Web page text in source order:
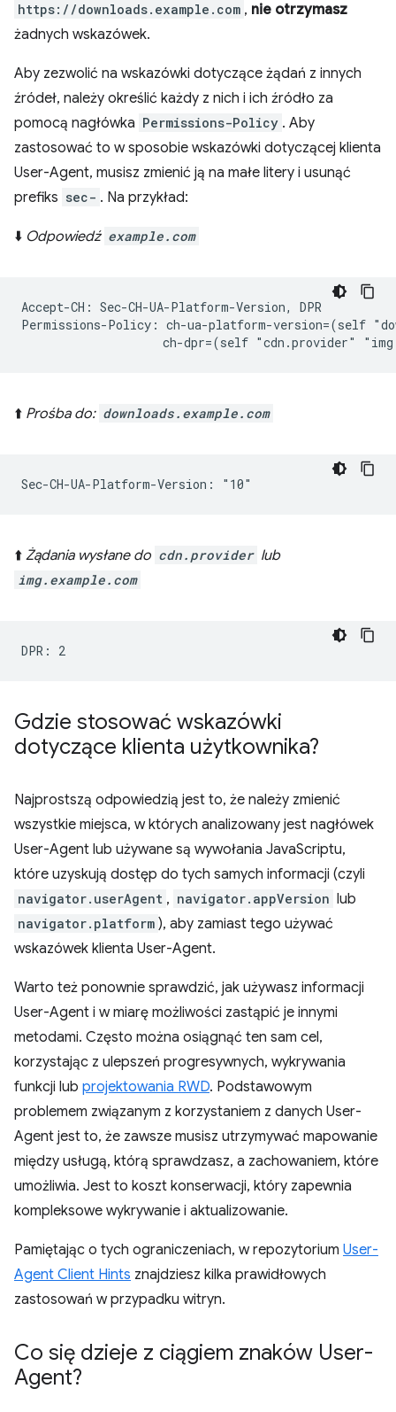
https://downloads.example.com , nie otrzymasz
żadnych wskazówek.
Aby zezwolić na wskazówki dotyczące żądań z innych
źródeł, należy określić każdy z nich i ich źródło za
pomocą nagłówka Permissions-Policy . Aby
zastosować to w sposobie wskazówki dotyczącej klienta
User-Agent, musisz zmienić ją na małe litery i usunąć
prefiks sec- . Na przykład:
⬇️ Odpowiedź example.com
Accept-CH: Sec-CH-UA-Platform-Version, DPR
Permissions-Policy: ch-ua-platform-version=(self
⬆️ Prośba do: downloads.example.com
⬆️ Żądania wysłane do cdn.provider lub
img.example.com
Gdzie stosować wskazówki
dotyczące klienta użytkownika?
Najprostszą odpowiedzią jest to, że należy zmienić
wszystkie miejsca, w których analizowany jest nagłówek
User-Agent lub używane są wywołania JavaScriptu,
które uzyskują dostęp do tych samych informacji (czyli
navigator.userAgent , navigator.appVersion lub
navigator.platform ), aby zamiast tego używać
wskazówek klienta User-Agent.
Warto też ponownie sprawdzić, jak używasz informacji
User-Agent i w miarę możliwości zastąpić je innymi
metodami. Często można osiągnąć ten sam cel,
korzystając z ulepszeń progresywnych, wykrywania
funkcji lub projektowania RWD. Podstawowym
problemem związanym z korzystaniem z danych User-
Agent jest to, że zawsze musisz utrzymywać mapowanie
między usługą, którą sprawdzasz, a zachowaniem, które
umożliwia. Jest to koszt konserwacji, który zapewnia
kompleksowe wykrywanie i aktualizowanie.
Pamiętając o tych ograniczeniach, w repozytorium User-
Agent Client Hints znajdziesz kilka prawidłowych
zastosowań w przypadku witryn.
Co się dzieje z ciągiem znaków User-
Agent?